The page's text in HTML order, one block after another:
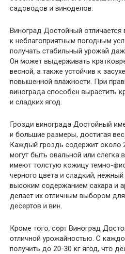
садоводов и виноделов.
Виноград Достойный
к неблагоприятным погодным
получать стабильный урожай
Он может выдерживать
весной, а также устойчив к
повышенной влажности. При
винограда способен вырастить
и сладких ягод.
Грозди винограда Достойный
и большие размеры, достигая
Каждый гроздь содержит около
могут быть овальной или
имеют толстую кожицу темно-
черного цвета и сладкий,
высоким содержанием сахара и
делает их отличным выбором
десертов и вин.
Кроме того, сорт Виноград
отличной урожайностью. С
получить до 20-30 кг ягод, что